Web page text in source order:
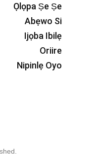
Ọlọpa Ṣe Ṣe
Abẹwo Si
Ijọba Ibilẹ
Oriire
Nipinlẹ Oyo